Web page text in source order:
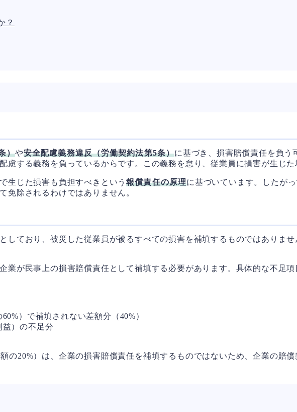
？
）や安全配慮義務違反（労働契約法第5条）に基づき、損害賠償責任を負う
する義務を負っているからです。この義務を怠り、従業員に損害が生じた
生じた損害も負担すべきという報償責任の原理に基づいています。したが
免除されるわけではありません。
しており、被災した従業員が被るすべての損害を補填するものではありま
が民事上の損害賠償責任として補填する必要があります。具体的な不足項
）で補填されない差額分（40%）
）の不足分
の20%）は、企業の損害賠償責任を補填するものではないため、企業の賠